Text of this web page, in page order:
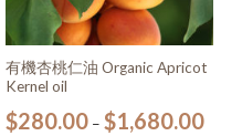
有機杏桃仁油 Organic Apricot
Kernel oil
$280.00– $1,680.00